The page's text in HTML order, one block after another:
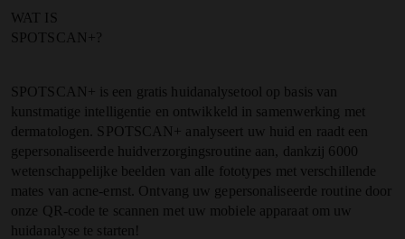
WAT IS
SPOTSCAN+?
SPOTSCAN+ is een gratis huidanalysetool op basis van
kunstmatige intelligentie en ontwikkeld in samenwerking met
dermatologen . SPOTSCAN+ analyseert uw huid en raadt een
gepersonaliseerde huidverzorgingsroutine aan, dankzij 6000
wetenschappelijke beelden van alle fototypes met verschillende
mates van acne-ernst. Ontvang uw gepersonaliseerde routine door
onze QR-code te scannen met uw mobiele apparaat om uw
huidanalyse te starten!